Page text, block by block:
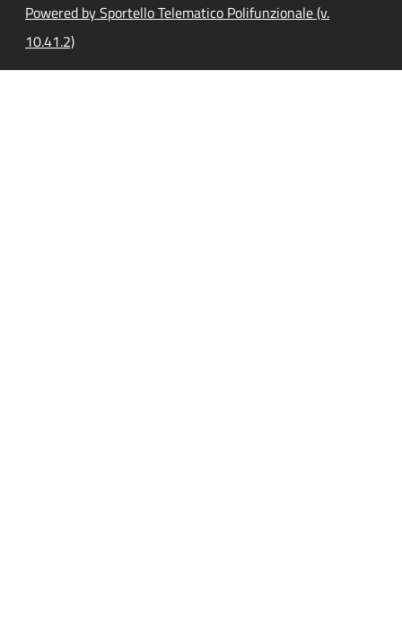
Powered by Sportello Telematico Polifunzionale (v.
10.41.2)